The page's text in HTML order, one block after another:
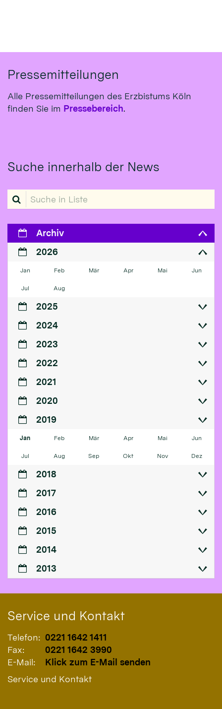
Pressemitteilungen
Alle Pressemitteilungen des Erzbistums Köln
finden Sie im Pressebereich.
Suche innerhalb der News
Suche in Liste
Archiv
2026
Jan Feb Mär Apr Mai Jun
Jul Aug
2025
2024
2023
2022
2021
2020
2019
Jan Feb Mär Apr Mai Jun
Jul Aug Sep Okt Nov Dez
2018
2017
2016
2015
2014
2013
Service und Kontakt
Telefon: 0221 1642 1411
Fax:
0221 1642 3990
E-Mail:
Klick zum E-Mail senden
Service und Kontakt